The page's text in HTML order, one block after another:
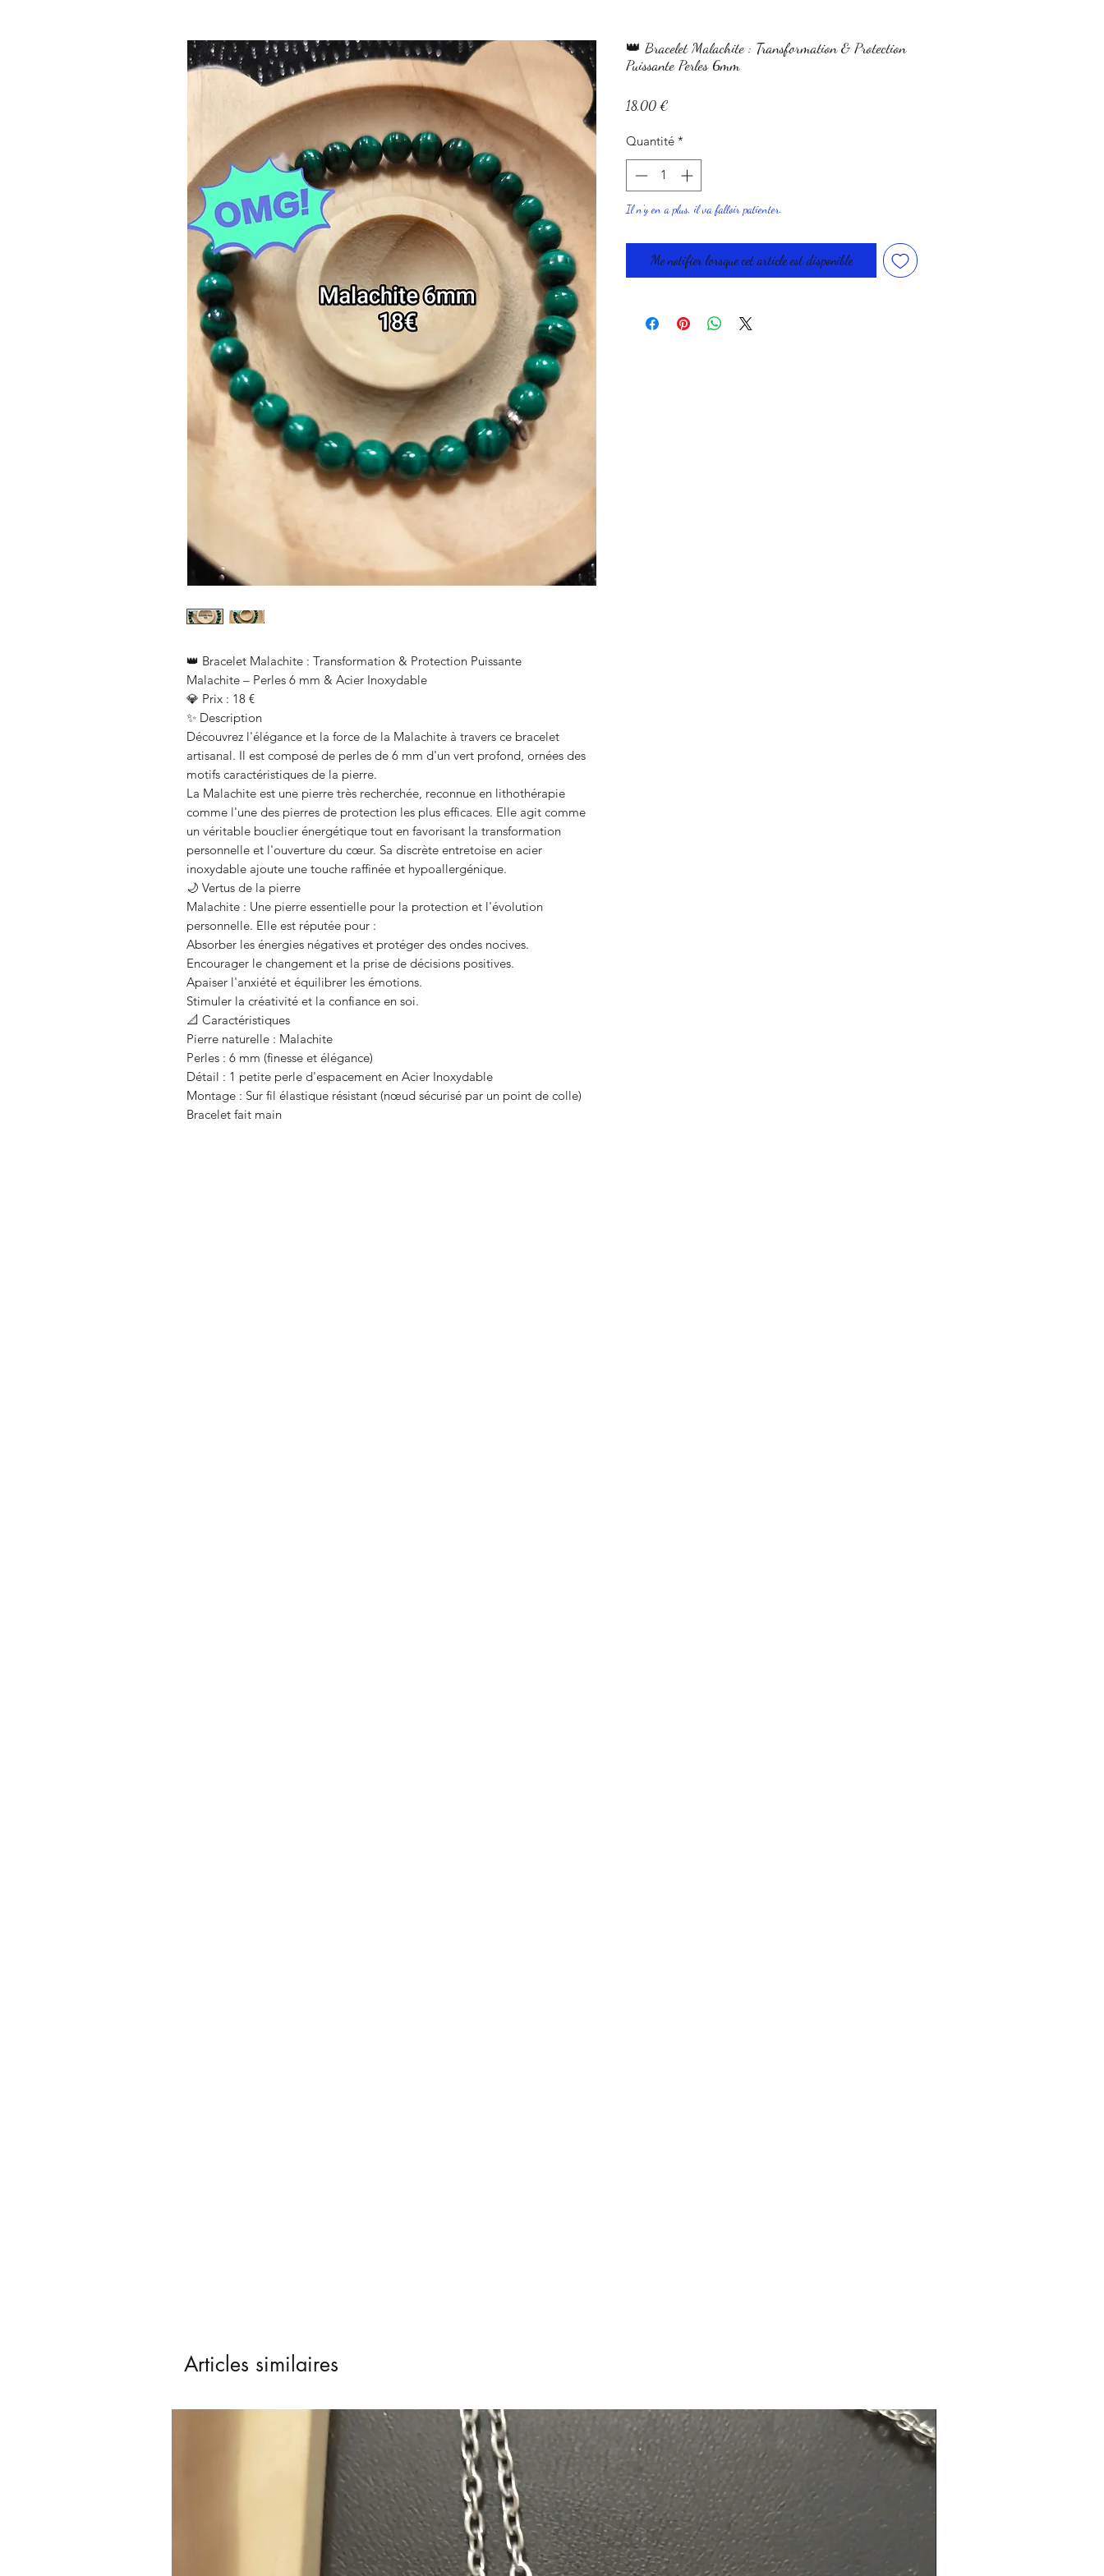
👑 Bracelet Malachite : Transformation & Protection Puissante
Malachite – Perles 6 mm & Acier Inoxydable
💎 Prix : 18 €
✨ Description
Découvrez l'élégance et la force de la Malachite à travers ce bracelet
artisanal. Il est composé de perles de 6 mm d'un vert profond, ornées des
motifs caractéristiques de la pierre.
La Malachite est une pierre très recherchée, reconnue en lithothérapie
comme l'une des pierres de protection les plus efficaces. Elle agit comme
un véritable bouclier énergétique tout en favorisant la transformation
personnelle et l'ouverture du cœur. Sa discrète entretoise en acier
inoxydable ajoute une touche raffinée et hypoallergénique.
🌙 Vertus de la pierre
Malachite : Une pierre essentielle pour la protection et l'évolution
personnelle. Elle est réputée pour :
Absorber les énergies négatives et protéger des ondes nocives.
Encourager le changement et la prise de décisions positives.
Apaiser l'anxiété et équilibrer les émotions.
Stimuler la créativité et la confiance en soi.
📐 Caractéristiques
Pierre naturelle : Malachite
Perles : 6 mm (finesse et élégance)
Détail : 1 petite perle d'espacement en Acier Inoxydable
Montage : Sur fil élastique résistant (nœud sécurisé par un point de colle)
Bracelet fait main
👑 Bracelet Malachite : Transformation & Protection
Puissante Perles 6mm
18,00 €
Quantité *
Il n'y en a plus, il va falloir patienter.
Me notifier lorsque cet article est disponible
Articles similaires